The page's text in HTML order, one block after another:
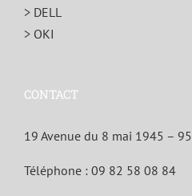
> DELL
> OKI
CONTACT
19 Avenue du 8 mai 1945 –
Téléphone : 09 82 58 08 84